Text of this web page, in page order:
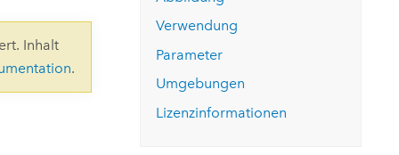
aktivieren Sie eine kostenfreie Testversion.
erkunden
Den Kurs erkunden
Die Story lesen
Inhalt
.
Verwendung
Parameter
Umgebungen
Lizenzinformationen